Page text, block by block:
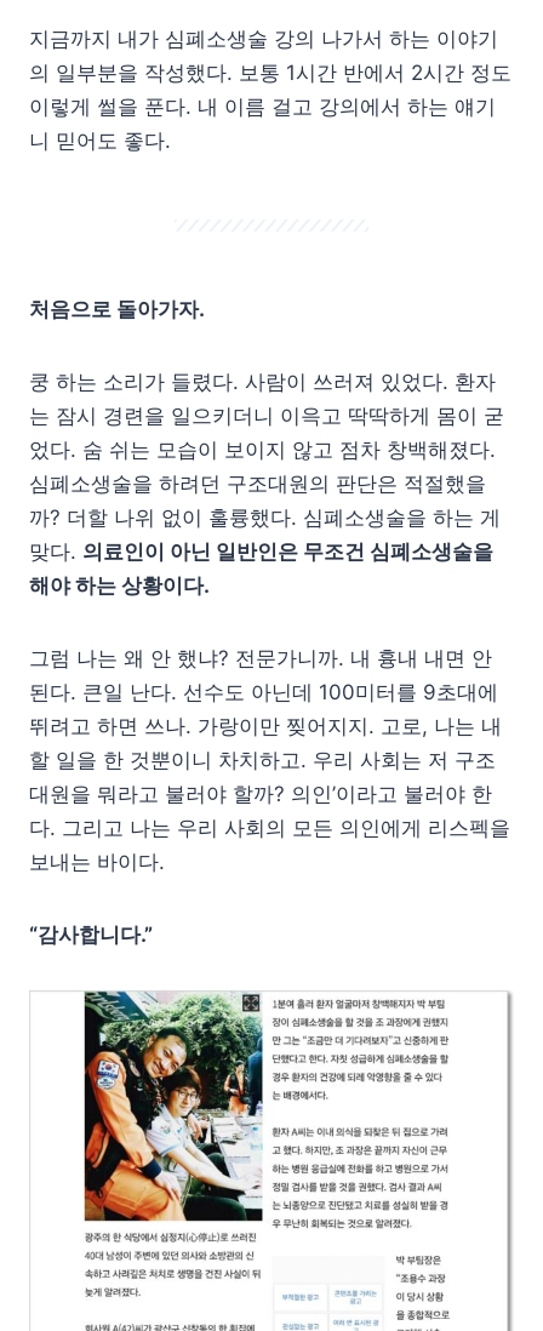
지금까지 내가 심폐소생술 강의 나가서 하는 이야기
의 일부분을 작성했다. 보통 1시간 반에서 2시간 정도
이렇게 썰을 푼다. 내 이름 걸고 강의에서 하는 얘기
니 믿어도 좋다.
처음으로 돌아가자.
쿵 하는 소리가 들렸다. 사람이 쓰러져 있었다. 환자
는 잠시 경련을 일으키더니 이윽고 딱딱하게 몸이 굳
었다. 숨 쉬는 모습이 보이지 않고 점차 창백해졌다.
심폐소생술을 하려던 구조대원의 판단은 적절했을
까? 더할 나위 없이 훌륭했다. 심폐소생술을 하는 게
맞다. 의료인이 아닌 일반인은 무조건 심폐소생술을
해야 하는 상황이다.
그럼 나는 왜 안 했냐? 전문가니까. 내 흉내 내면 안
된다. 큰일 난다. 선수도 아닌데 100미터를 9초대에
뛰려고 하면 쓰나. 가랑이만 찢어지지. 고로, 나는 내
할 일을 한 것뿐이니 차치하고. 우리 사회는 저 구조
대원을 뭐라고 불러야 할까? 의인’이라고 불러야 한
다. 그리고 나는 우리 사회의 모든 의인에게 리스펙을
보내는 바이다.
“감사합니다.”